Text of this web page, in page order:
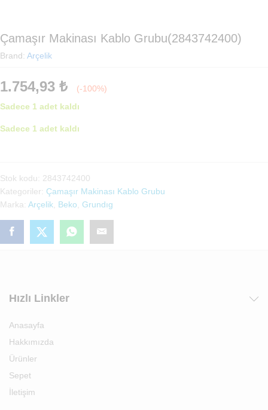
Çamaşır Makinası Kablo Grubu(2843742400)
Brand: Arçelik
1.754,93 ₺
(-100%)
Sadece 1 adet kaldı
Sadece 1 adet kaldı
Grubu(2843742400)
adet
Stok kodu: 2843742400
Kategoriler: Çamaşır Makinası Kablo Grubu
Marka: Arçelik Beko Grundıg
Hızlı Linkler
Anasayfa
Hakkımızda
Ürünler
Sepet
İletişim